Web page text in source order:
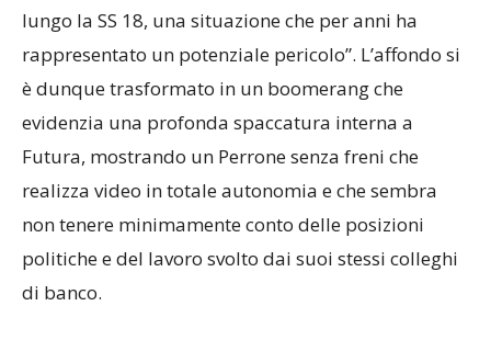
lungo la SS 18, una situazione che per anni ha
rappresentato un potenziale pericolo”. L’affondo si
è dunque trasformato in un boomerang che
evidenzia una profonda spaccatura interna a
Futura, mostrando un Perrone senza freni che
realizza video in totale autonomia e che sembra
non tenere minimamente conto delle posizioni
politiche e del lavoro svolto dai suoi stessi colleghi
di banco.